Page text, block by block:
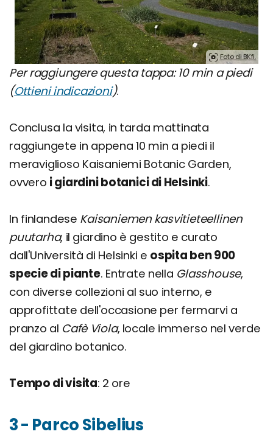
Foto di BKfi.
Per raggiungere questa tappa: 10 min a piedi
(Ottieni indicazioni).
Conclusa la visita, in tarda mattinata
raggiungete in appena 10 min a piedi il
meraviglioso Kaisaniemi Botanic Garden,
ovvero i giardini botanici di Helsinki.
In finlandese Kaisaniemen kasvitieteellinen
puutarha, il giardino è gestito e curato
dall'Università di Helsinki e ospita ben 900
specie di piante. Entrate nella Glasshouse,
con diverse collezioni al suo interno, e
approfittate dell'occasione per fermarvi a
pranzo al Cafè Viola, locale immerso nel verde
del giardino botanico.
Tempo di visita: 2 ore
3 - Parco Sibelius